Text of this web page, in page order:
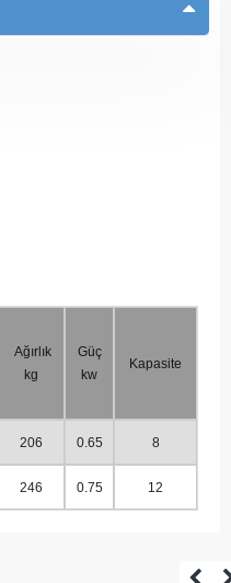
Ağırlık
kg
Güç
kw
Kapasite
206 0.65 8
246 0.75 12